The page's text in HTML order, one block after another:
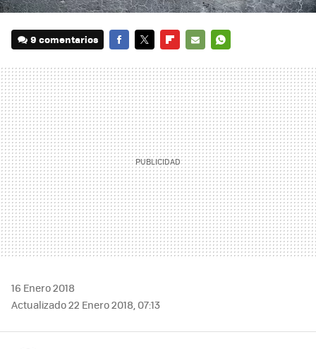
9 comentarios
MAIL
16 Enero 2018
Actualizado 22 Enero 2018, 07:13